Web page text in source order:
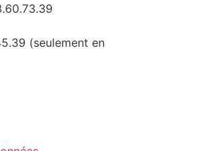
(seulement en